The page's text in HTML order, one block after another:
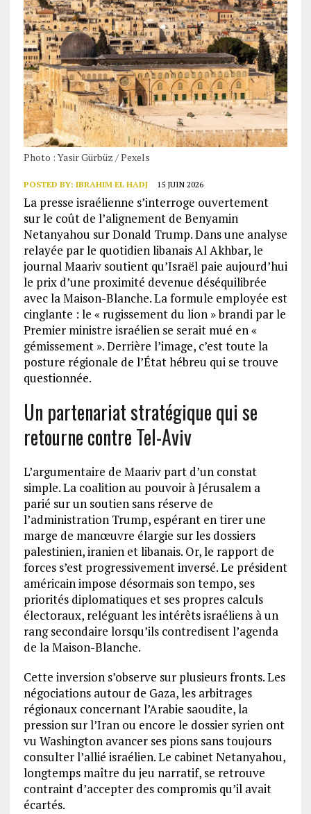
Photo : Yasir Gürbüz / Pexels
POSTED BY: IBRAHIM EL HADJ 15 JUIN 2026
La presse israélienne s’interroge ouvertement
sur le coût de l’alignement de Benyamin
Netanyahou sur Donald Trump. Dans une analyse
relayée par le quotidien libanais Al Akhbar, le
journal Maariv soutient qu’Israël paie aujourd’hui
le prix d’une proximité devenue déséquilibrée
avec la Maison-Blanche. La formule employée est
cinglante : le « rugissement du lion » brandi par le
Premier ministre israélien se serait mué en «
gémissement ». Derrière l’image, c’est toute la
posture régionale de l’État hébreu qui se trouve
questionnée.
Un partenariat stratégique qui se
retourne contre Tel-Aviv
L’argumentaire de Maariv part d’un constat
simple. La coalition au pouvoir à Jérusalem a
parié sur un soutien sans réserve de
l’administration Trump, espérant en tirer une
marge de manœuvre élargie sur les dossiers
palestinien, iranien et libanais. Or, le rapport de
forces s’est progressivement inversé. Le président
américain impose désormais son tempo, ses
priorités diplomatiques et ses propres calculs
électoraux, reléguant les intérêts israéliens à un
rang secondaire lorsqu’ils contredisent l’agenda
de la Maison-Blanche.
Cette inversion s’observe sur plusieurs fronts. Les
négociations autour de Gaza, les arbitrages
régionaux concernant l’Arabie saoudite, la
pression sur l’Iran ou encore le dossier syrien ont
vu Washington avancer ses pions sans toujours
consulter l’allié israélien. Le cabinet Netanyahou,
longtemps maître du jeu narratif, se retrouve
contraint d’accepter des compromis qu’il avait
écartés.